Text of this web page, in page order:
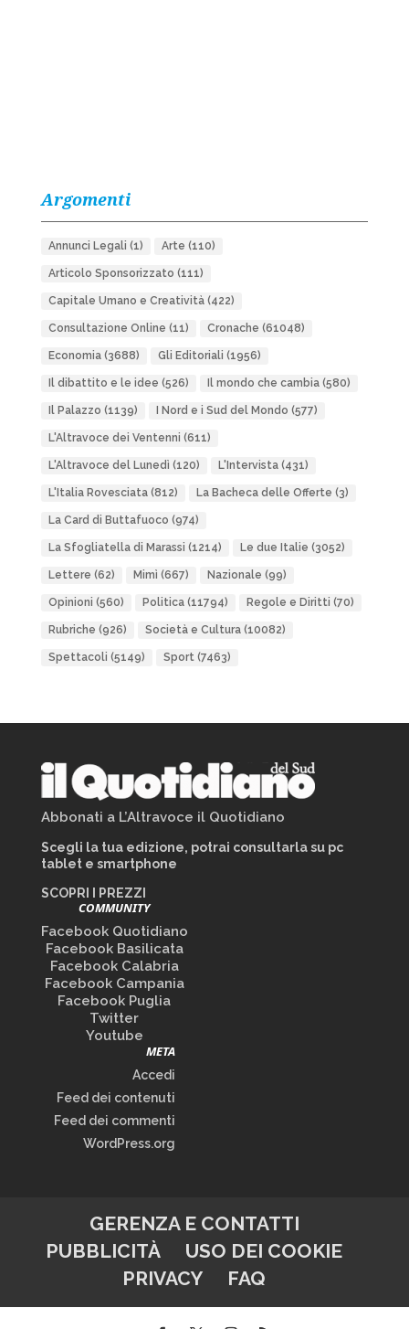
Argomenti
Annunci Legali (1) Arte (110)
Articolo Sponsorizzato (111)
Capitale Umano e Creatività(422)
Consultazione Online (11) Cronache (61048)
Economia(3688) Gli Editoriali (1956)
Il dibattito e le idee (526) Il mondo che cambia(580)
Il Palazzo (1139) I Nord e i Sud del Mondo (577)
L'Altravoce dei Ventenni (611)
L'Altravoce del Lunedì (120) L'Intervista(431)
L'Italia Rovesciata(812) La Bacheca delle Offerte (3)
La Card di Buttafuoco (974)
La Sfogliatella di Marassi (1214) Le due Italie (3052)
Lettere (62) Mimì (667) Nazionale (99)
Opinioni (560) Politica(11794) Regole e Diritti (70)
Rubriche (926) Società e Cultura(10082)
Spettacoli (5149) Sport(7463)
Abbonati a L’Altravoce il Quotidiano
Scegli la tua edizione, potrai consultarla su pc
tablet e smartphone
SCOPRI I PREZZI
COMMUNITY
Facebook Quotidiano
Facebook Basilicata
Facebook Calabria
Facebook Campania
Facebook Puglia
Twitter
Youtube
META
Accedi
Feed dei contenuti
Feed dei commenti
WordPress.org
GERENZA E CONTATTI
PUBBLICITÀ
USO DEI COOKIE
PRIVACY
FAQ